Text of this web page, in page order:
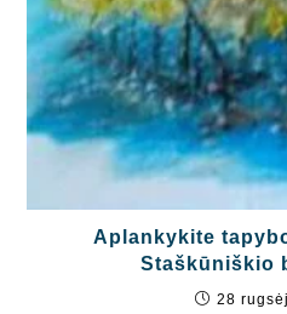
Aplankykite
Staškūniškio
28